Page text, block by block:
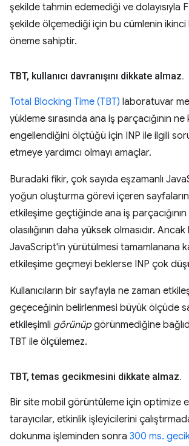
şekilde tahmin edemediği ve dolayısıyla
şekilde ölçemediği için bu cümlenin ikinci
öneme sahiptir.
TBT, kullanıcı davranışını dikkate almaz.
Total Blocking Time (TBT) laboratuvar
yükleme sırasında ana iş parçacığının
engellendiğini ölçtüğü için INP ile ilgili
etmeye yardımcı olmayı amaçlar.
Buradaki fikir, çok sayıda eşzamanlı
yoğun oluşturma görevi içeren sayfaların,
etkileşime geçtiğinde ana iş
olasılığının daha yüksek olmasıdır. Ancak
JavaScript'in yürütülmesi tamamlanana
etkileşime geçmeyi beklerse INP çok
Kullanıcıların bir sayfayla ne zaman
geçeceğinin belirlenmesi büyük ölçüde
etkileşimli görünüpgörünmediğine
TBT ile ölçülemez.
TBT, temas gecikmesini dikkate almaz.
Bir site mobil görüntüleme için optimize
tarayıcılar, etkinlik işleyicilerini
dokunma işleminden sonra 300 ms.